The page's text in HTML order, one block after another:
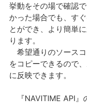
挙動をその場で確認
かった場合でも、す
とができ、より簡単
ります。
希望通りのソース
をコピーできるので
に反映できます。
『NAVITIME API』